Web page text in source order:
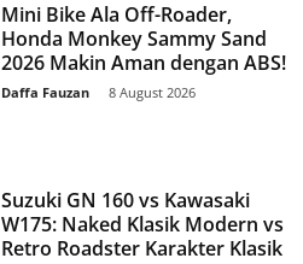
Mini Bike Ala Off-Roader,
Honda Monkey Sammy Sand
2026 Makin Aman dengan ABS!
Daffa Fauzan 8 August 2026
Suzuki GN 160 vs Kawasaki
W175: Naked Klasik Modern vs
Retro Roadster Karakter Klasik